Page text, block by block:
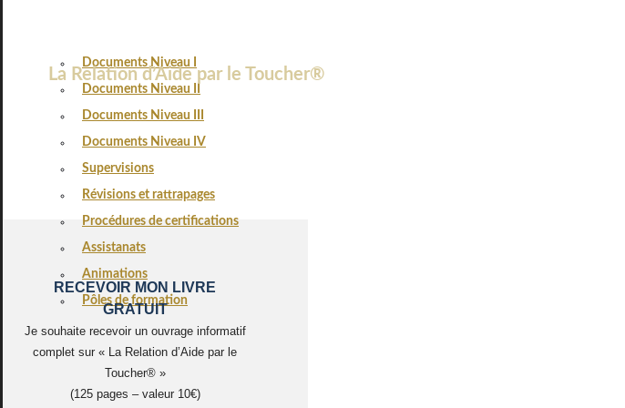
Documents Niveau I
Documents Niveau II
Documents Niveau III
Documents Niveau IV
Supervisions
Révisions et rattrapages
Procédures de certifications
Assistanats
Animations
Pôles de formation
La Relation d’Aide par le Toucher®
RECEVOIR MON LIVRE
GRATUIT
Je souhaite recevoir un ouvrage informatif
complet sur « La Relation d’Aide par le
Toucher® »
(125 pages – valeur 10€)